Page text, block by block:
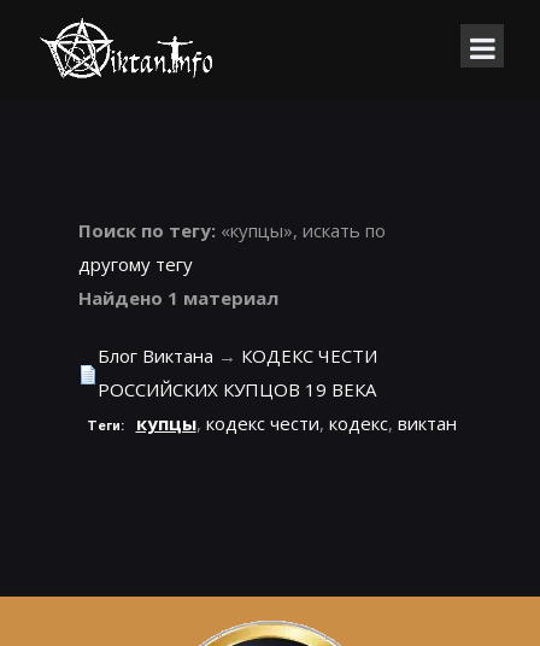
Поиск по тегу: «купцы», искать по
другому тегу
Найдено 1 материал
Блог Виктана → КОДЕКС ЧЕСТИ
РОССИЙСКИХ КУПЦОВ 19 ВЕКА
Теги: купцы, кодекс чести, кодекс, виктан